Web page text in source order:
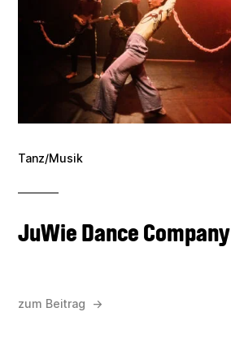
Tanz/Musik
JuWie Dance Company
zum Beitrag →